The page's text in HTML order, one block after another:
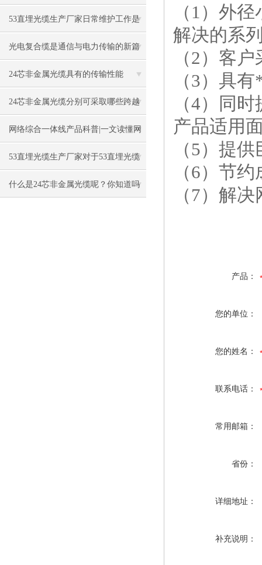
53直埋光缆生产厂家日常维护工作是
什么
光电复合缆是通信与电力传输的新篇
章
24芯非金属光缆具有的传输性能
24芯非金属光缆分别可采取哪些跨越
法
网络综合一体线产品科普|一文读懂网
络综合一体线
53直埋光缆生产厂家对于53直埋光缆
具体施工方法、难度介绍
什么是24芯非金属光缆呢？你知道吗
（1）外
解决的系
（2）客
（3）具
（4）同
产品适用
（5）提
（6）节
（7）解
产品：
您的单位：
您的姓名：
联系电话：
常用邮箱：
省份：
详细地址：
补充说明：